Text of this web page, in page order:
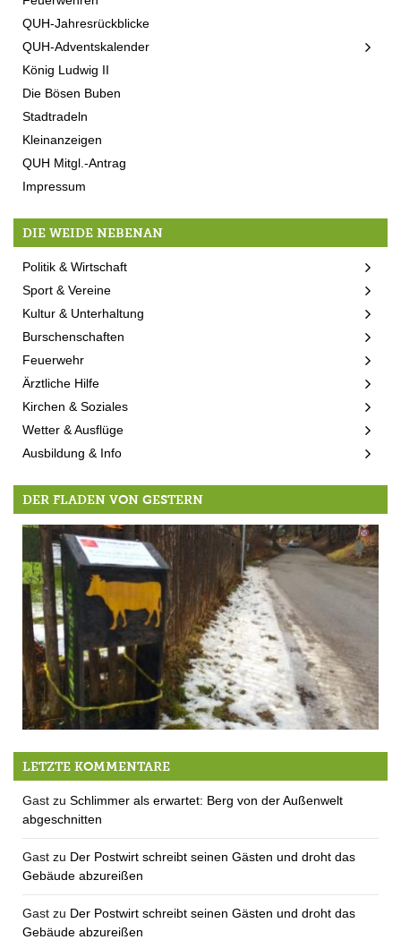
QUH-Jahresrückblicke
QUH-Adventskalender
König Ludwig II
Die Bösen Buben
Stadtradeln
Kleinanzeigen
QUH Mitgl.-Antrag
Impressum
DIE WEIDE NEBENAN
Politik & Wirtschaft
Sport & Vereine
Kultur & Unterhaltung
Burschenschaften
Feuerwehr
Ärztliche Hilfe
Kirchen & Soziales
Wetter & Ausflüge
Ausbildung & Info
DER FLADEN VON GESTERN
Erstausgabe von “Das Berger Blatt” schon fast vergriffen
LETZTE KOMMENTARE
Gast zu Schlimmer als erwartet: Berg von der Außenwelt
abgeschnitten
Gast zu Der Postwirt schreibt seinen Gästen und droht das
Gebäude abzureißen
Gast zu Der Postwirt schreibt seinen Gästen und droht das
Gebäude abzureißen